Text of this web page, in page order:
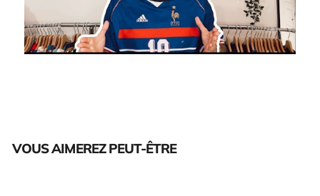
VOUS AIMEREZ PEUT-ÊTRE